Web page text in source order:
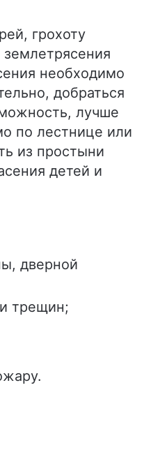
грохоту
необходимо
добраться
лучше
по лестнице или
из простыни
детей и
дверной
трещин;